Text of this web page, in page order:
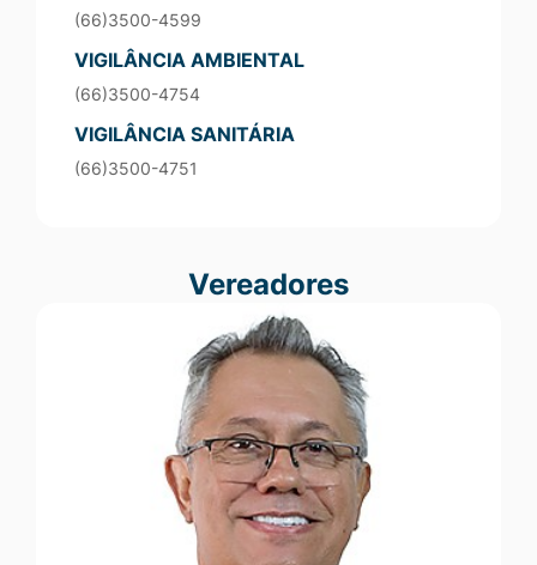
(66)3500-4599
VIGILÂNCIA AMBIENTAL
(66)3500-4754
VIGILÂNCIA SANITÁRIA
(66)3500-4751
Vereadores